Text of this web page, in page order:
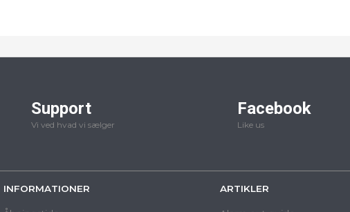
Support
Vi ved hvad vi sælger
Facebook
Like us
INFORMATIONER ARTIKLER